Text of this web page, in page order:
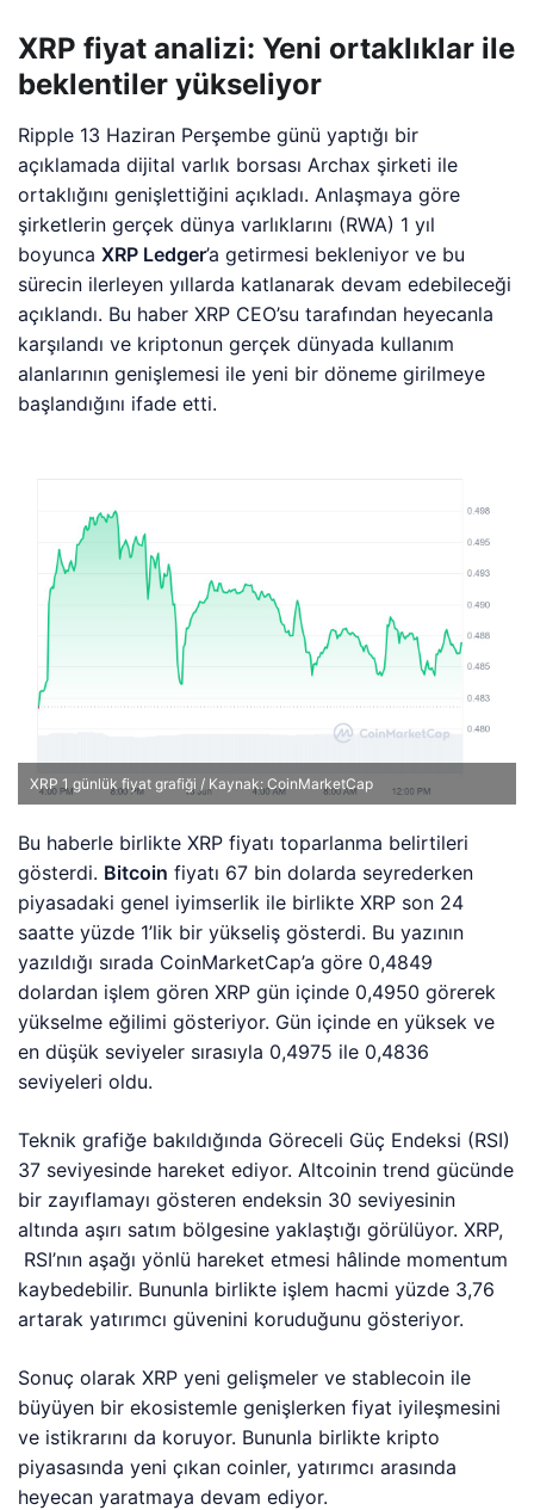
XRP fiyat analizi: Yeni ortaklıklar ile
beklentiler yükseliyor
Ripple 13 Haziran Perşembe günü yaptığı bir
açıklamada dijital varlık borsası Archax şirketi ile
ortaklığını genişlettiğini açıkladı. Anlaşmaya göre
şirketlerin gerçek dünya varlıklarını (RWA) 1 yıl
boyuncaXRP Ledger’a getirmesi bekleniyor ve bu
sürecin ilerleyen yıllarda katlanarak devam edebileceği
açıklandı. Bu haber XRP CEO’su tarafından heyecanla
karşılandı ve kriptonun gerçek dünyada kullanım
alanlarının genişlemesi ile yeni bir döneme girilmeye
başlandığını ifade etti.
XRP 1 günlük fiyat grafiği / Kaynak: CoinMarketCap
Bu haberle birlikte XRP fiyatı toparlanma belirtileri
gösterdi. Bitcoin fiyatı 67 bin dolarda seyrederken
piyasadaki genel iyimserlik ile birlikte XRP son 24
saatte yüzde 1’lik bir yükseliş gösterdi. Bu yazının
yazıldığı sırada CoinMarketCap’a göre 0,4849
dolardan işlem gören XRP gün içinde 0,4950 görerek
yükselme eğilimi gösteriyor. Gün içinde en yüksek ve
en düşük seviyeler sırasıyla 0,4975 ile 0,4836
seviyeleri oldu.
Teknik grafiğe bakıldığında Göreceli Güç Endeksi (RSI)
37 seviyesinde hareket ediyor. Altcoinin trend gücünde
bir zayıflamayı gösteren endeksin 30 seviyesinin
altında aşırı satım bölgesine yaklaştığı görülüyor. XRP,
RSI’nın aşağı yönlü hareket etmesi hâlinde momentum
kaybedebilir. Bununla birlikte işlem hacmi yüzde 3,76
artarak yatırımcı güvenini koruduğunu gösteriyor.
Sonuç olarak XRP yeni gelişmeler ve stablecoin ile
büyüyen bir ekosistemle genişlerken fiyat iyileşmesini
ve istikrarını da koruyor. Bununla birlikte kripto
piyasasında yeni çıkan coinler, yatırımcı arasında
heyecan yaratmaya devam ediyor.